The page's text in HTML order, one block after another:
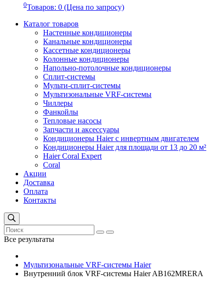
0Товаров: 0 (Цена по запросу)
Каталог товаров
Настенные кондиционеры
Канальные кондиционеры
Кассетные кондиционеры
Колонные кондиционеры
Напольно-потолочные кондиционеры
Сплит-системы
Мульти-сплит-системы
Мультизональные VRF-системы
Чиллеры
Фанкойлы
Тепловые насосы
Запчасти и аксессуары
Кондиционеры Haier с инвертным двигателем
Кондиционеры Haier для площади от 13 до 20 м²
Haier Coral Expert
Coral
Акции
Доставка
Оплата
Контакты
Все результаты
Мультизональные VRF-системы Haier
Внутренний блок VRF-системы Haier AB162MRERA